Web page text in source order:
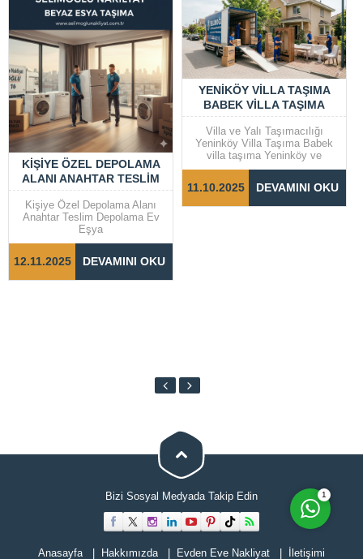
KIŞIYE ÖZEL DEPOLAMA
ALANI ANAHTAR TESLIM
DEPOLAMA EV EŞYA
Kişiye Özel Depolama Alanı
Anahtar Teslim Depolama Ev
Eşya
12.11.2025 DEVAMINI OKU
YENIKÖY VILLA TAŞIMA
BABEK VILLA TAŞIMA
Villa ve Yalı Taşımacılığı
Yeninköy Villa Taşıma Babek
villa taşıma Yeninköy ve
Bebek gibi prestijli semtlerde
taşıma işlemleri, dikkat ve
özen gerektiren bir süreçtir.
11.10.2025 DEVAMINI OKU
Bizi Sosyal Medyada Takip Edin
Anasayfa Hakkımızda Evden Eve Nakliyat İletişimi
Cevap Yaz
1